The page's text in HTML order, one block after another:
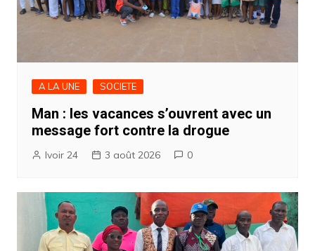
A LA UNE SOCIETE
Man : les vacances s’ouvrent avec un
message fort contre la drogue
Ivoir 24 3 août 2026 0